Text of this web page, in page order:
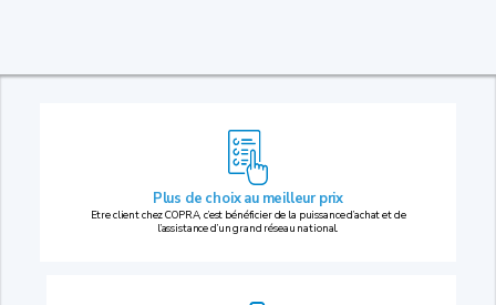
Plus de choix au meilleur prix
Etre client chez COPRA, c’est bénéficier de la puissance d’achat et de
l’assistance d’un grand réseau national.